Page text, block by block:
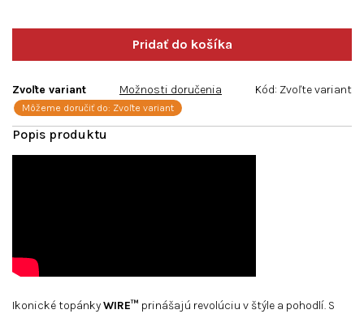
Ikonické topánkyWIRE™ prinášajú revolúciu v štýle a pohodlí. S
Zvoľte variant
Môžeme doručiť do: Zvoľte variant
Možnosti doručenia Kód: Zvoľte variant